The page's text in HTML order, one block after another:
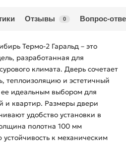
Отзывы 0 Вопрос-
Термо-2 Гаральд – это
разработанная для
климата. Дверь сочетает
теплоизоляцию и эстетичный
идеальным выбором для
и квартир. Размеры двери
удобство установки в
полотна 100 мм
к механическим